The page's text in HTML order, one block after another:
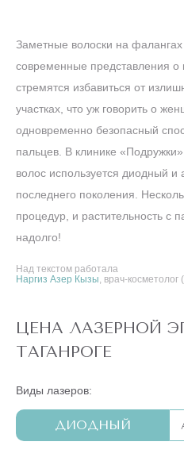
Заметные волоски на
современные представления
стремятся избавиться от
участках, что уж говорить о
одновременно безопасный
пальцев. В клинике
волос используется диодный и
последнего поколения.
процедур, и растительность с
надолго!
Над текстом работала
Наргиз Азер Кызы, врач-
ЦЕНА ЛАЗЕРНОЙ
ТАГАНРОГЕ
Виды лазеров:
ДИОДНЫЙ